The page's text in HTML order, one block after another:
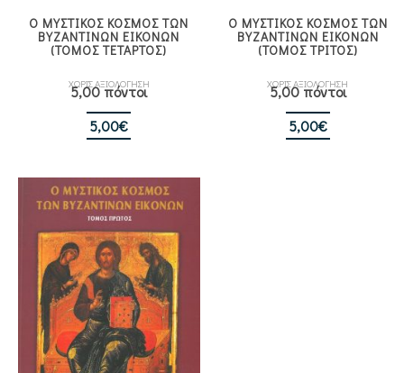
Ο ΜΥΣΤΙΚΟΣ ΚΟΣΜΟΣ ΤΩΝ
ΒΥΖΑΝΤΙΝΩΝ ΕΙΚΟΝΩΝ
(ΤΟΜΟΣ ΤΕΤΑΡΤΟΣ)
ΧΩΡΙΣ ΑΞΙΟΛΟΓΗΣΗ
5,00 πόντοι
5,00€
Ο ΜΥΣΤΙΚΟΣ ΚΟΣΜΟΣ ΤΩΝ
ΒΥΖΑΝΤΙΝΩΝ ΕΙΚΟΝΩΝ
(ΤΟΜΟΣ ΤΡΙΤΟΣ)
ΧΩΡΙΣ ΑΞΙΟΛΟΓΗΣΗ
5,00 πόντοι
5,00€